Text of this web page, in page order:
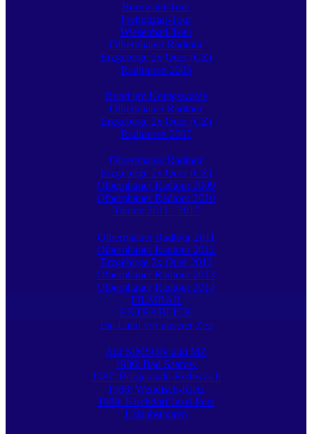
Bornwald-Tour
Preßnitztal-Tour
Wiesenbad-Tour
Olbernhauer Radtour
Erzgebirge 2x Quer (CZ)
Radtouren 2005
Rund um Königswalde
Olbernhauer Radtour
Erzgebirge 2x Quer (CZ)
Radtouren 2007
Olbernhauer Radtour
Erzgebirge 2x Quer (CZ)
Olbernhauer Radtour 2009
Olbernhauer Radtour 2010
Touren 2011 - 2017
Olbernhauer Radtour 2011
Olbernhauer Radtour 2012
Erzgebirge 2x Quer 2012
Olbernhauer Radtour 2013
Olbernhauer Radtour 2014
FILMBAR
EXTRABLICK
Ein Land vor unserer Zeit
Auf SIMSON und MZ
1986: Bad Saarow
1987: Börgerende-Rethwisch
1988: Wendisch-Rietz
1989: Kirchdorf Insel Poel
Urlaubstouren